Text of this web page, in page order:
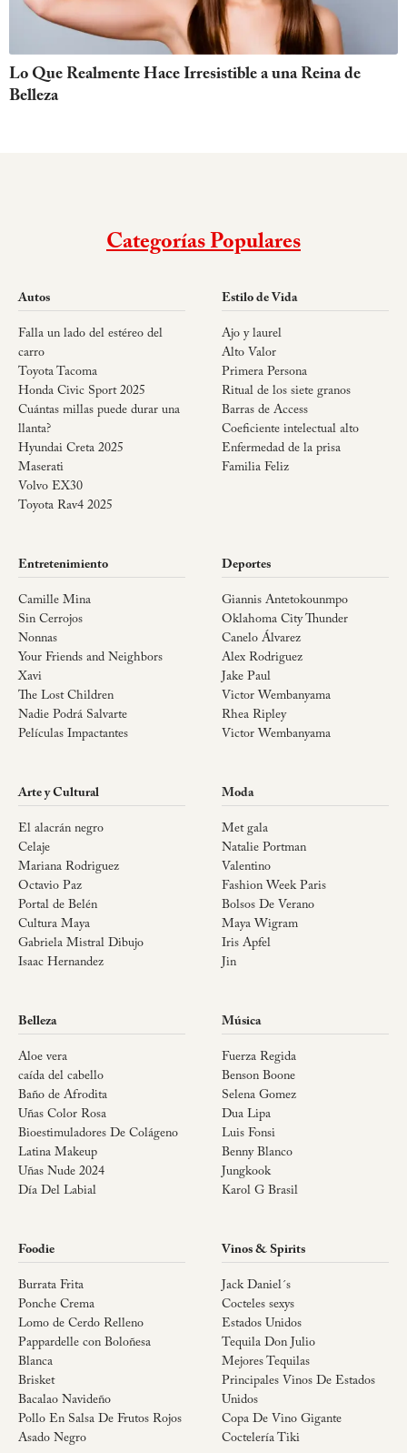
Lo Que Realmente Hace Irresistible a una Reina de
Belleza
Categorías Populares
Autos
Falla un lado del estéreo del
carro
Toyota Tacoma
Honda Civic Sport 2025
Cuántas millas puede durar una
llanta?
Hyundai Creta 2025
Maserati
Volvo EX30
Toyota Rav4 2025
Estilo de Vida
Ajo y laurel
Alto Valor
Primera Persona
Ritual de los siete granos
Barras de Access
Coeficiente intelectual alto
Enfermedad de la prisa
Familia Feliz
Entretenimiento
Camille Mina
Sin Cerrojos
Nonnas
Your Friends and Neighbors
Xavi
The Lost Children
Nadie Podrá Salvarte
Películas Impactantes
Deportes
Giannis Antetokounmpo
Oklahoma City Thunder
Canelo Álvarez
Alex Rodriguez
Jake Paul
Victor Wembanyama
Rhea Ripley
Victor Wembanyama
Arte y Cultural
El alacrán negro
Celaje
Mariana Rodriguez
Octavio Paz
Portal de Belén
Cultura Maya
Gabriela Mistral Dibujo
Isaac Hernandez
Moda
Met gala
Natalie Portman
Valentino
Fashion Week Paris
Bolsos De Verano
Maya Wigram
Iris Apfel
Jin
Belleza
Aloe vera
caída del cabello
Baño de Afrodita
Uñas Color Rosa
Bioestimuladores De Colágeno
Latina Makeup
Uñas Nude 2024
Día Del Labial
Música
Fuerza Regida
Benson Boone
Selena Gomez
Dua Lipa
Luis Fonsi
Benny Blanco
Jungkook
Karol G Brasil
Foodie
Burrata Frita
Ponche Crema
Lomo de Cerdo Relleno
Pappardelle con Boloñesa
Blanca
Brisket
Bacalao Navideño
Pollo En Salsa De Frutos Rojos
Asado Negro
Vinos & Spirits
Jack Daniel´s
Cocteles sexys
Estados Unidos
Tequila Don Julio
Mejores Tequilas
Principales Vinos De Estados
Unidos
Copa De Vino Gigante
Coctelería Tiki